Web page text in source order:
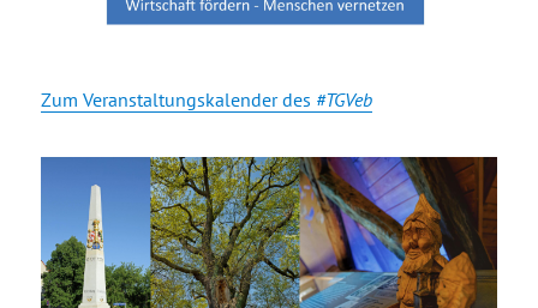
Zum Veranstaltungskalender des #TGVeb